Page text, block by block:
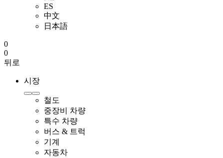
ES
中文
日本語
0
0
뒤로
시장
철도
중장비 차량
특수 차량
버스 & 트럭
기계
자동차